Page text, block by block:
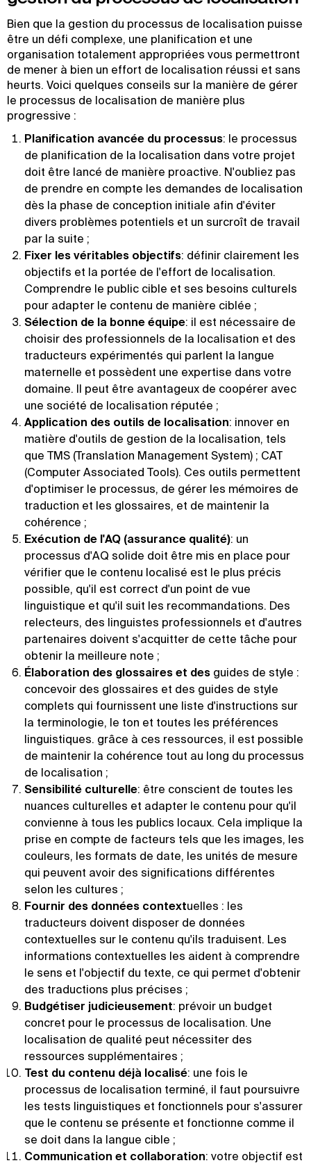
Bien que la gestion du processus de localisation puisse
être un défi complexe, une planification et une
organisation totalement appropriées vous permettront
de mener à bien un effort de localisation réussi et sans
heurts. Voici quelques conseils sur la manière de gérer
le processus de localisation de manière plus
progressive :
Planification avancée du processus: le processus
de planification de la localisation dans votre projet
doit être lancé de manière proactive. N'oubliez pas
de prendre en compte les demandes de localisation
dès la phase de conception initiale afin d'éviter
divers problèmes potentiels et un surcroît de travail
par la suite ;
Fixer les véritables objectifs: définir clairement les
objectifs et la portée de l'effort de localisation.
Comprendre le public cible et ses besoins culturels
pour adapter le contenu de manière ciblée ;
Sélection de la bonne équipe: il est nécessaire de
choisir des professionnels de la localisation et des
traducteurs expérimentés qui parlent la langue
maternelle et possèdent une expertise dans votre
domaine. Il peut être avantageux de coopérer avec
une société de localisation réputée ;
Application des outils de localisation: innover en
matière d'outils de gestion de la localisation, tels
que TMS (Translation Management System) ; CAT
(Computer Associated Tools). Ces outils permettent
d'optimiser le processus, de gérer les mémoires de
traduction et les glossaires, et de maintenir la
cohérence ;
Exécution de l'AQ (assurance qualité): un
processus d'AQ solide doit être mis en place pour
vérifier que le contenu localisé est le plus précis
possible, qu'il est correct d'un point de vue
linguistique et qu'il suit les recommandations. Des
relecteurs, des linguistes professionnels et d'autres
partenaires doivent s'acquitter de cette tâche pour
obtenir la meilleure note ;
Élaboration des glossaires et des guides de style :
concevoir des glossaires et des guides de style
complets qui fournissent une liste d'instructions sur
la terminologie, le ton et toutes les préférences
linguistiques. grâce à ces ressources, il est possible
de maintenir la cohérence tout au long du processus
de localisation ;
Sensibilité culturelle: être conscient de toutes les
nuances culturelles et adapter le contenu pour qu'il
convienne à tous les publics locaux. Cela implique la
prise en compte de facteurs tels que les images, les
couleurs, les formats de date, les unités de mesure
qui peuvent avoir des significations différentes
selon les cultures ;
Fournir des données contextuelles : les
traducteurs doivent disposer de données
contextuelles sur le contenu qu'ils traduisent. Les
informations contextuelles les aident à comprendre
le sens et l'objectif du texte, ce qui permet d'obtenir
des traductions plus précises ;
Budgétiser judicieusement: prévoir un budget
concret pour le processus de localisation. Une
localisation de qualité peut nécessiter des
ressources supplémentaires ;
Test du contenu déjà localisé: une fois le
processus de localisation terminé, il faut poursuivre
les tests linguistiques et fonctionnels pour s'assurer
que le contenu se présente et fonctionne comme il
se doit dans la langue cible ;
Communication et collaboration: votre objectif est